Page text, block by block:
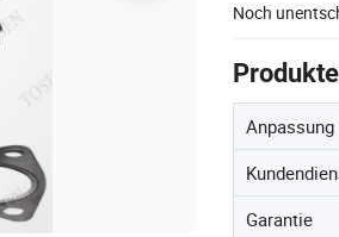
Noch
Anpassung
Garantie